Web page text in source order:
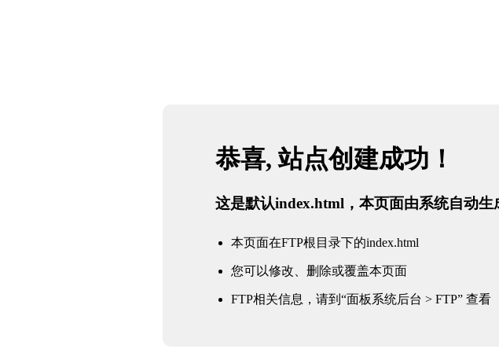
恭喜, 站点创建成功！
这是默认index.html，本页面由系统自动生
本页面在FTP根目录下的index.html
您可以修改、删除或覆盖本页面
FTP相关信息，请到“面板系统后台 > FTP” 查看